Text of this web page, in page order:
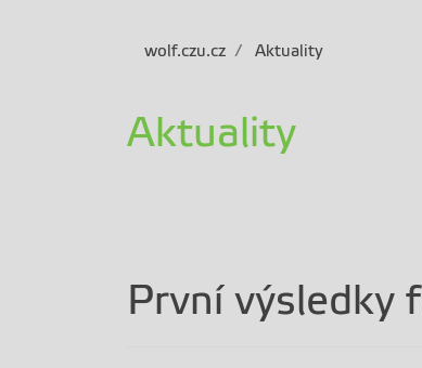
wolf.czu.cz Aktuality
Aktuality
První výsledky